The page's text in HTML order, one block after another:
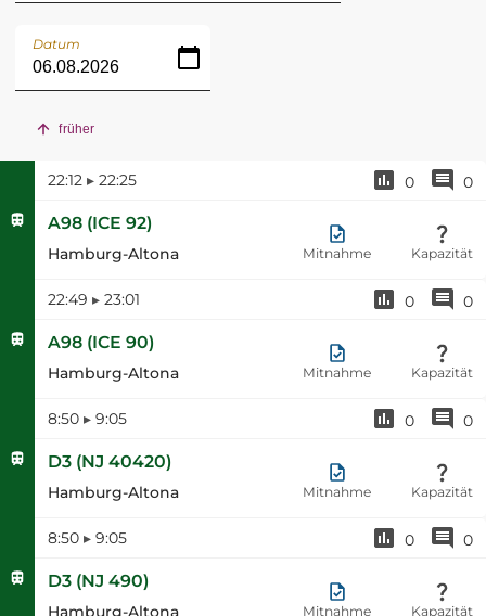
Datum
früher
22:12 ▸ 22:25 0 0
A98 (ICE 92)
Hamburg-Altona Mitnahme Kapazität
22:49 ▸ 23:01 0 0
A98 (ICE 90)
Hamburg-Altona Mitnahme Kapazität
8:50 ▸ 9:05 0 0
D3 (NJ 40420)
Hamburg-Altona Mitnahme Kapazität
8:50 ▸ 9:05 0 0
D3 (NJ 490)
Hamburg-Altona Mitnahme Kapazität